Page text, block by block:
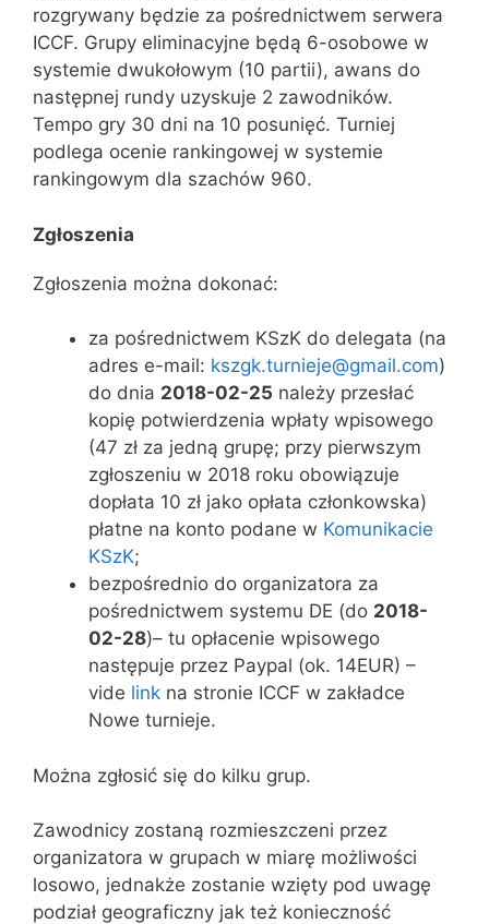
rozgrywany będzie za pośrednictwem serwera
ICCF. Grupy eliminacyjne będą 6-osobowe w
systemie dwukołowym (10 partii), awans do
następnej rundy uzyskuje 2 zawodników.
Tempo gry 30 dni na 10 posunięć. Turniej
podlega ocenie rankingowej w systemie
rankingowym dla szachów 960.
Zgłoszenia
Zgłoszenia można dokonać:
za pośrednictwem KSzK do delegata (na
adres e-mail: kszgk.turnieje@gmail.com)
do dnia 2018-02-25 należy przesłać
kopię potwierdzenia wpłaty wpisowego
(47 zł za jedną grupę; przy pierwszym
zgłoszeniu w 2018 roku obowiązuje
dopłata 10 zł jako opłata członkowska)
płatne na konto podane w Komunikacie
KSzK;
bezpośrednio do organizatora za
pośrednictwem systemu DE (do 2018-
02-28)– tu opłacenie wpisowego
następuje przez Paypal (ok. 14EUR) –
vide link na stronie ICCF w zakładce
Nowe turnieje.
Można zgłosić się do kilku grup.
Zawodnicy zostaną rozmieszczeni przez
organizatora w grupach w miarę możliwości
losowo, jednakże zostanie wzięty pod uwagę
podział geograficzny jak też konieczność